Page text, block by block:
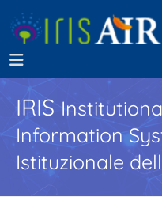
IRIS
Information
Istituzionale